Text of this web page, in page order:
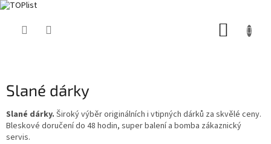
Slané dárky
Slané dárky. Široký výběr originálních i vtipných dárků za skvělé ceny.
Bleskové doručení do 48 hodin, super balení a bomba zákaznický
servis.